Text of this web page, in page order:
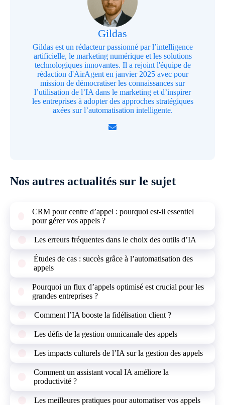
Gildas
Gildas est un rédacteur passionné par l’intelligence
artificielle, le marketing numérique et les solutions
technologiques innovantes. Il a rejoint l'équipe de
rédaction d'AirAgent en janvier 2025 avec pour
mission de démocratiser les connaissances sur
l’utilisation de l’IA dans le marketing et d’inspirer
les entreprises à adopter des approches stratégiques
axées sur l’automatisation intelligente.
Nos autres actualités sur le sujet
CRM pour centre d’appel : pourquoi est-il essentiel
pour gérer vos appels ?
Les erreurs fréquentes dans le choix des outils d’IA
Études de cas : succès grâce à l’automatisation des
appels
Pourquoi un flux d’appels optimisé est crucial pour les
grandes entreprises ?
Comment l’IA booste la fidélisation client ?
Les défis de la gestion omnicanale des appels
Les impacts culturels de l’IA sur la gestion des appels
Comment un assistant vocal IA améliore la
productivité ?
Les meilleures pratiques pour automatiser vos appels